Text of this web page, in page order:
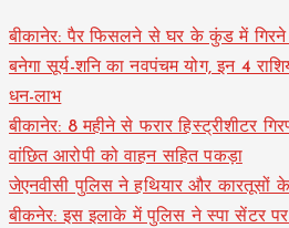
बीकानेर: पैर फिसलने से घर के कुंड में गिरने
बनेगा सूर्य-शनि का नवपंचम योग, इन 4
धन-लाभ
बीकानेर: 8 महीने से फरार हिस्ट्रीशीटर
वांछित आरोपी को वाहन सहित पकड़ा
जेएनवीसी पुलिस ने हथियार और कारतूसों
बीकनेर: इस इलाके में पुलिस ने स्पा सेंटर पर